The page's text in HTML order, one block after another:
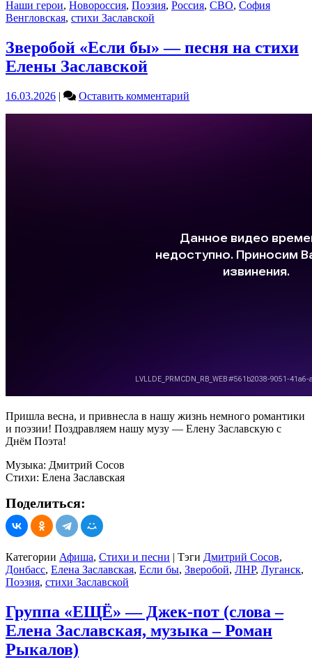
Наши герои, Новороссия, Поэзия, Россия, СВО, София
Венгловская, стихи Заславской
Зверобой «Если бы» — песня на стихи
Елены Заславской
16.03.2026 | Оставить комментарий
Пришла весна, и привнесла в нашу жизнь немного романтики
и поэзии! Поздравляем нашу музу — Елену Заславскую с
Днём Поэта!
Музыка: Дмитрий Сосов
Стихи: Елена Заславская
Поделиться:
Категории Афиша, Стихи и песни | Тэги Дмитрий Сосов,
Донбасс, Елена Заславская, Если бы, Зверобой, ЛНР, Луганск,
Поэзия, стихи Заславской
Группа «ЕЩЁ» — Джек-пот (слова –
Елена Заславская, музыка – Роман
Рыкалов)